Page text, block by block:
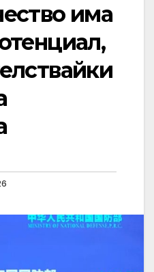
има